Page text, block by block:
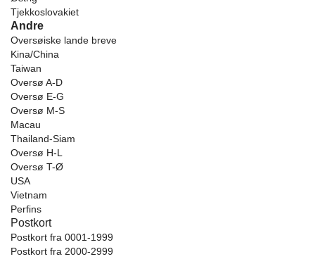
Tjekkoslovakiet
Andre
Oversøiske lande breve
Kina/China
Taiwan
Oversø A-D
Oversø E-G
Oversø M-S
Macau
Thailand-Siam
Oversø H-L
Oversø T-Ø
USA
Vietnam
Perfins
Postkort
Postkort fra 0001-1999
Postkort fra 2000-2999